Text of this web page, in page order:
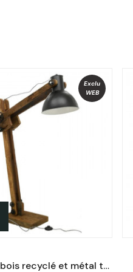
Exclu
WEB
Lampe en bois recyclé et métal teinté Archi Hauteru 142cm